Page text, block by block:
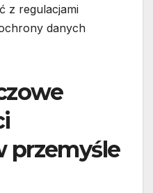
z regulacjami
danych
przemyśle